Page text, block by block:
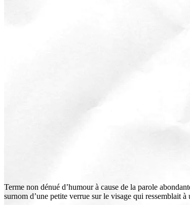
Terme non dénué d’humour à cause de la parole
surnom d’une petite verrue sur le visage qui ressemblait